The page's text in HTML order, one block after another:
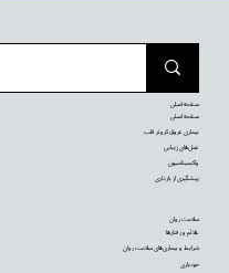
سلامت روان
علائم و رفتارها
شرایط و بیماری‌های سلامت روان
خودیاری
صفحه اصلی
صفحه اصلی
بیماری عروق کرونر قلب
عمل‌های زیبایی
واکسیناسیون
پیشگیری از بارداری